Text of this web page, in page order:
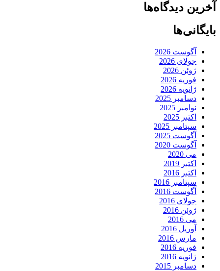
آخرین دیدگاه‌ها
بایگانی‌ها
آگوست 2026
جولای 2026
ژوئن 2026
فوریه 2026
ژانویه 2026
دسامبر 2025
نوامبر 2025
اکتبر 2025
سپتامبر 2025
آگوست 2025
آگوست 2020
می 2020
اکتبر 2019
اکتبر 2016
سپتامبر 2016
آگوست 2016
جولای 2016
ژوئن 2016
می 2016
آوریل 2016
مارس 2016
فوریه 2016
ژانویه 2016
دسامبر 2015